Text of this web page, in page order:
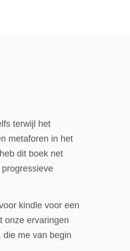
terwijl het
metaforen in het
dit boek net
kindle voor een
onze ervaringen
me van begin